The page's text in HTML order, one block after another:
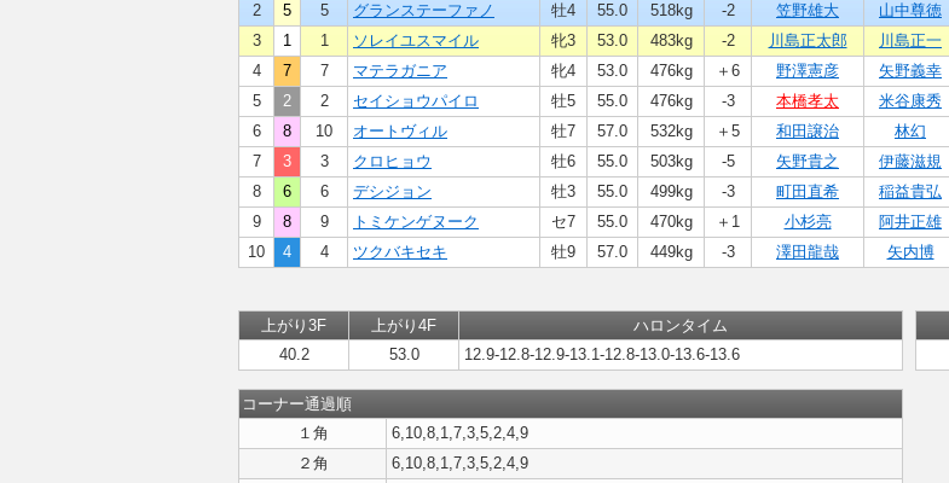
2
5 5 グランステーファノ 牡4 55.0 518kg -2 笠野雄大 山中尊徳
3
1 1 ソレイユスマイル 牝3 53.0 483kg -2 川島正太郎 川島正一
4
7 7 マテラガニア 牝4 53.0 476kg ＋6 野澤憲彦 矢野義幸
5
2 2 セイショウパイロ 牡5 55.0 476kg -3 本橋孝太 米谷康秀
6
8 10 オートヴィル 牡7 57.0 532kg ＋5 和田譲治 林幻
7
3 3 クロヒョウ 牡6 55.0 503kg -5 矢野貴之 伊藤滋規
8
6 6 デシジョン 牡3 55.0 499kg -3 町田直希 稲益貴弘
9
8 9 トミケンゲヌーク セ7 55.0 470kg ＋1 小杉亮 阿井正雄
10
4 4 ツクバキセキ 牡9 57.0 449kg -3 澤田龍哉 矢内博
上がり3F 上がり4F
ハロンタイム
40.2
53.0 12.9-12.8-12.9-13.1-12.8-13.0-13.6-13.6
コーナー通過順
１角
6,10,8,1,7,3,5,2,4,9
２角
6,10,8,1,7,3,5,2,4,9